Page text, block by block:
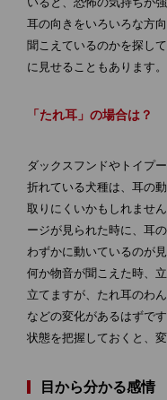
耳の向きをいろいろな方
聞こえているのかを探し
に見せることもあります。
「たれ耳」の場合は？
ダックスフンドやトイプ
折れている犬種は、耳の
取りにくいかもしれませ
ージが見られた時に、耳
わずかに動いているのが
何か物音が聞こえた時、
立てますが、たれ耳のわ
などの変化があるはずで
状態を把握しておくと、
目から分かる感情